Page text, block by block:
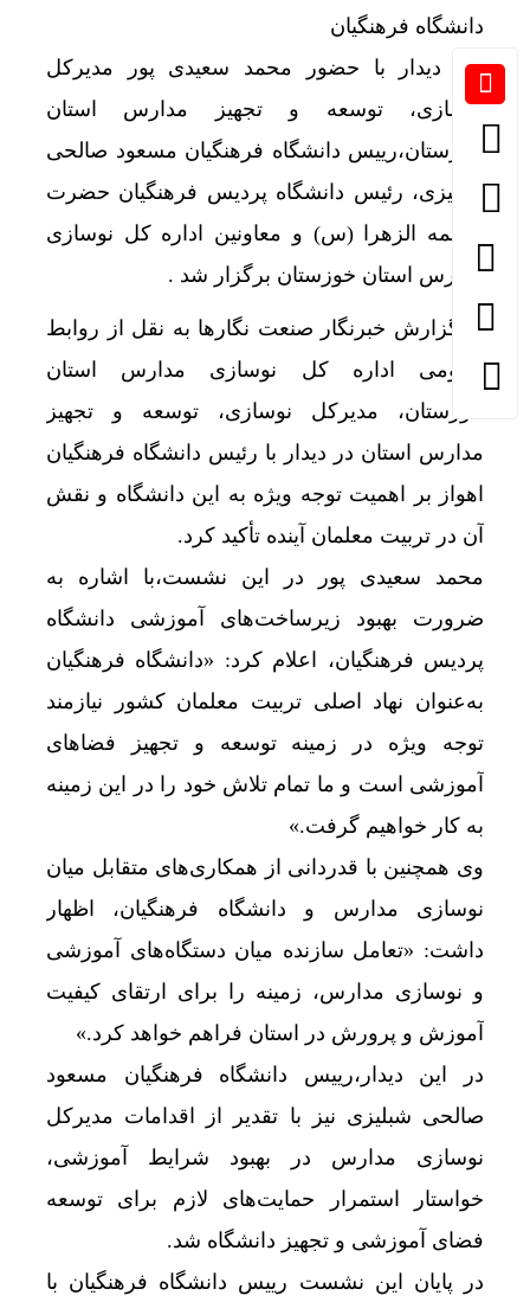
دانشگاه فرهنگیان
این دیدار با حضور محمد سعیدی پور مدیرکل
نوسازی، توسعه و تجهیز مدارس استان
خوزستان،رییس دانشگاه فرهنگیان مسعود صالحی
شبلیزی، رئیس دانشگاه پردیس فرهنگیان حضرت
فاطمه الزهرا (س) و معاونین اداره کل نوسازی
مدارس استان خوزستان برگزار شد .
به گزارش خبرنگار صنعت نگارها به نقل از روابط
عمومی اداره کل نوسازی مدارس استان
خوزستان، مدیرکل نوسازی، توسعه و تجهیز
مدارس استان در دیدار با رئیس دانشگاه فرهنگیان
اهواز بر اهمیت توجه ویژه به این دانشگاه و نقش
آن در تربیت معلمان آینده تأکید کرد.
محمد سعیدی پور در این نشست،با اشاره به
ضرورت بهبود زیرساخت‌های آموزشی دانشگاه
پردیس فرهنگیان، اعلام کرد: «دانشگاه فرهنگیان
به‌عنوان نهاد اصلی تربیت معلمان کشور نیازمند
توجه ویژه در زمینه توسعه و تجهیز فضاهای
آموزشی است و ما تمام تلاش خود را در این زمینه
به کار خواهیم گرفت.»
وی همچنین با قدردانی از همکاری‌های متقابل میان
نوسازی مدارس و دانشگاه فرهنگیان، اظهار
داشت: «تعامل سازنده میان دستگاه‌های آموزشی
و نوسازی مدارس، زمینه را برای ارتقای کیفیت
آموزش و پرورش در استان فراهم خواهد کرد.»
در این دیدار،رییس دانشگاه فرهنگیان مسعود
صالحی شبلیزی نیز با تقدیر از اقدامات مدیرکل
نوسازی مدارس در بهبود شرایط آموزشی،
خواستار استمرار حمایت‌های لازم برای توسعه
فضای آموزشی و تجهیز دانشگاه شد.
در پایان این نشست رییس دانشگاه فرهنگیان با